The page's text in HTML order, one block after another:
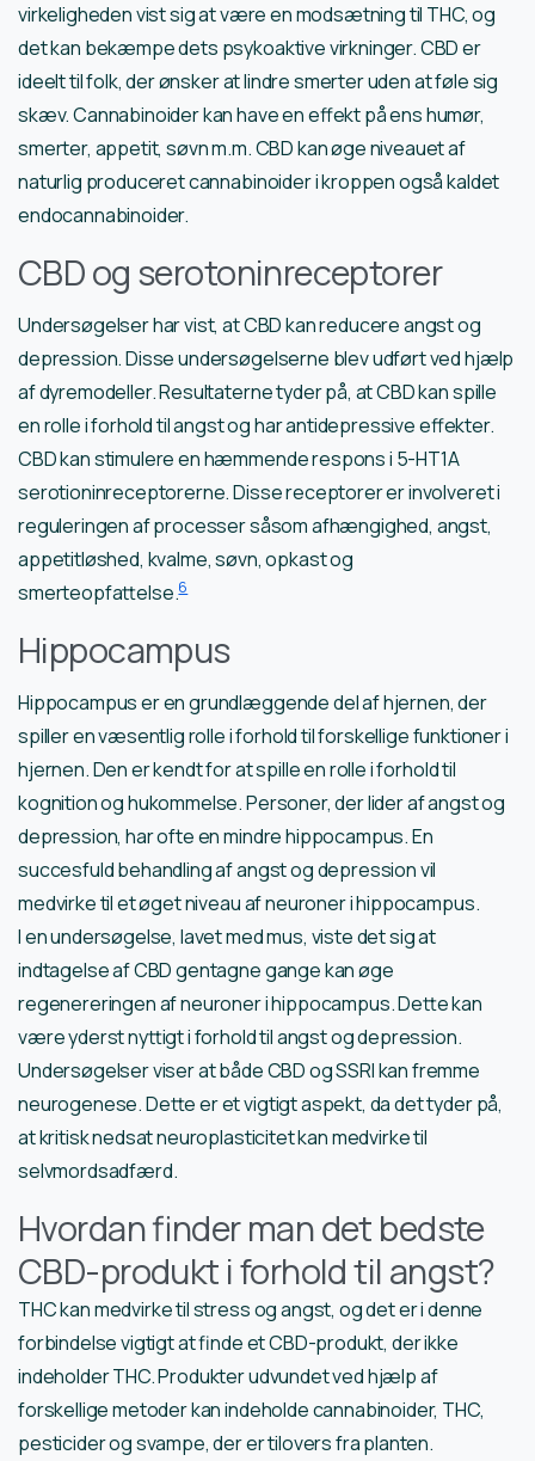
virkeligheden vist sig at være en modsætning til THC, og
det kan bekæmpe dets psykoaktive virkninger. CBD er
ideelt til folk, der ønsker at lindre smerter uden at føle sig
skæv. Cannabinoider kan have en effekt på ens humør,
smerter, appetit, søvn m.m. CBD kan øge niveauet af
naturlig produceret cannabinoider i kroppen også kaldet
endocannabinoider.
CBD og serotoninreceptorer
Undersøgelser har vist, at CBD kan reducere angst og
depression. Disse undersøgelserne blev udført ved hjælp
af dyremodeller. Resultaterne tyder på, at CBD kan spille
en rolle i forhold til angst og har antidepressive effekter.
CBD kan stimulere en hæmmende respons i 5-HT1A
serotioninreceptorerne. Disse receptorer er involveret i
reguleringen af processer såsom afhængighed, angst,
appetitløshed, kvalme, søvn, opkast og
smerteopfattelse.6
Hippocampus
Hippocampus er en grundlæggende del af hjernen, der
spiller en væsentlig rolle i forhold til forskellige funktioner i
hjernen. Den er kendt for at spille en rolle i forhold til
kognition og hukommelse. Personer, der lider af angst og
depression, har ofte en mindre hippocampus. En
succesfuld behandling af angst og depression vil
medvirke til et øget niveau af neuroner i hippocampus.
I en undersøgelse, lavet med mus, viste det sig at
indtagelse af CBD gentagne gange kan øge
regenereringen af neuroner i hippocampus. Dette kan
være yderst nyttigt i forhold til angst og depression.
Undersøgelser viser at både CBD og SSRI kan fremme
neurogenese. Dette er et vigtigt aspekt, da det tyder på,
at kritisk nedsat neuroplasticitet kan medvirke til
selvmordsadfærd.
Hvordan finder man det bedste
CBD-produkt i forhold til angst?
THC kan medvirke til stress og angst, og det er i denne
forbindelse vigtigt at finde et CBD-produkt, der ikke
indeholder THC. Produkter udvundet ved hjælp af
forskellige metoder kan indeholde cannabinoider, THC,
pesticider og svampe, der er tilovers fra planten.